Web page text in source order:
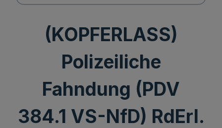
(KOPFERLASS)
Polizeiliche
Fahndung (PDV
384.1 VS-NfD) RdErl.